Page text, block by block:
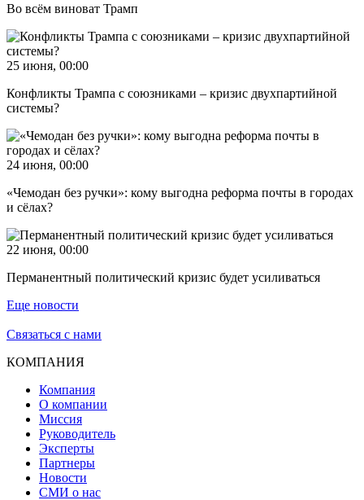
Во всём виноват Трамп
25 июня, 00:00
Конфликты Трампа с союзниками – кризис двухпартийной
системы?
24 июня, 00:00
«Чемодан без ручки»: кому выгодна реформа почты в городах
и сёлах?
22 июня, 00:00
Перманентный политический кризис будет усиливаться
Еще новости
Связаться с нами
КОМПАНИЯ
Компания
О компании
Миссия
Руководитель
Эксперты
Партнеры
Новости
СМИ о нас